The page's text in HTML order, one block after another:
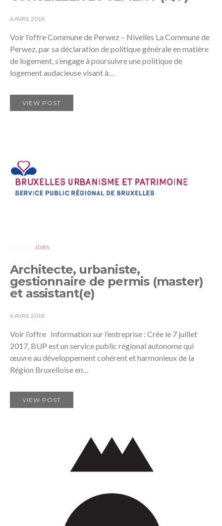
6 AVRIL 2018
Voir l’offre Commune de Perwez – Nivelles La Commune de
Perwez, par sa déclaration de politique générale en matière
de logement, s’engage à poursuivre une politique de
logement audacieuse visant à…
VIEW POST
JOBS
Architecte, urbaniste,
gestionnaire de permis (master)
et assistant(e)
6 AVRIL 2018
Voir l’offre Information sur l’entreprise : Crée le 7 juillet
2017, BUP est un service public régional autonome qui
œuvre au développement cohérent et harmonieux de la
Région Bruxelloise en…
VIEW POST